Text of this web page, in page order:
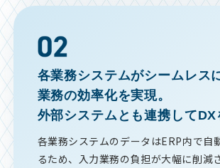
各業務システムがシームレス
業務の効率化を実現。
外部システムとも連携してDX
各業務システムのデータはERP内で自
るため、入力業務の負担が大幅に削減